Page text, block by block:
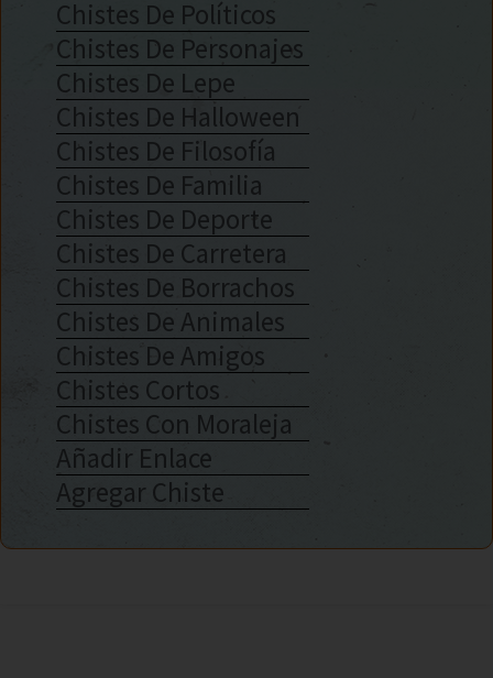
Chistes De Políticos
Chistes De Personajes
Chistes De Lepe
Chistes De Halloween
Chistes De Filosofía
Chistes De Familia
Chistes De Deporte
Chistes De Carretera
Chistes De Borrachos
Chistes De Animales
Chistes De Amigos
Chistes Cortos
Chistes Con Moraleja
Añadir Enlace
Agregar Chiste